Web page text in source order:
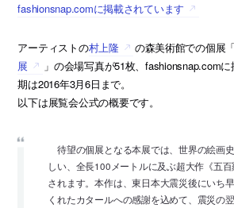
fashionsnap.comに掲載されています
アーティストの村上隆 の森美術館での個展「
展
」の会場写真が51枚、fashionsnap.com
期は2016年3月6日まで。
以下は展覧会公式の概要です。
待望の個展となる本展では、世界の絵画
しい、全長100メートルに及ぶ超大作《五
されます。本作は、東日本大震災後にいち
くれたカタールへの感謝を込めて、震災の